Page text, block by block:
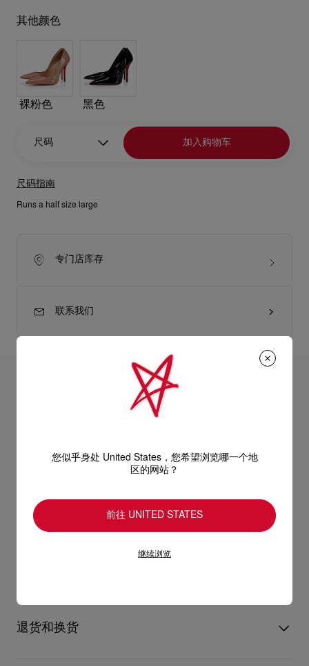
其他颜色
裸粉色 黑色
尺码 加入购物车
尺码指南
Runs a half size large
专门店库存
联系我们
配上柔软舒适的软垫鞋垫，并采用"Everlasting Red"红鞋底，运
用创新的涂层技术，确保标志性的Louboutin红调持久亮丽。
白色
物料
跟高
产品保养
革产品需要深层清洁还是保养护理，我们也能为尽应所需，确保
UPS Access Point：3至5个工作天内免费送货
UPS标准服务：3至6个工作天内免费送货
UPS特快专递：费用为15英镑，1至3个工作天内送货（限下午4
退货和换货
您似乎身处 United States，您希望浏览哪一个地
区的网站？
前往 UNITED STATES
继续浏览